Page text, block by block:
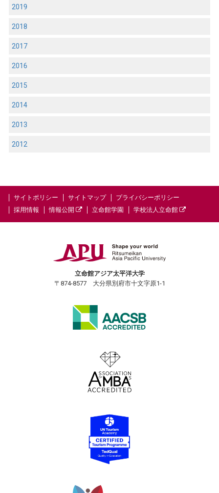
2019
2018
2017
2016
2015
2014
2013
2012
サイトポリシー サイトマップ
プライバシーポリシー
採用情報
情報公開 立命館学園 学校法人立命館
立命館アジア太平洋大学
〒874-8577 大分県別府市十文字原1-1